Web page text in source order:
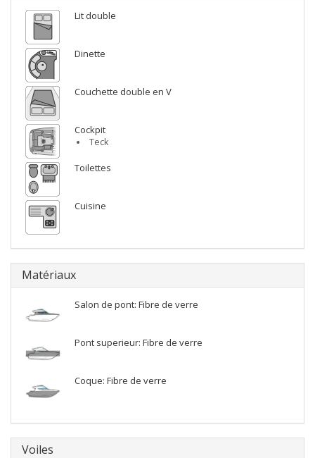
Lit double
Dinette
Couchette double en V
Cockpit
Teck
Toilettes
Cuisine
Matériaux
Salon de pont: Fibre de verre
Pont superieur: Fibre de verre
Coque: Fibre de verre
Voiles